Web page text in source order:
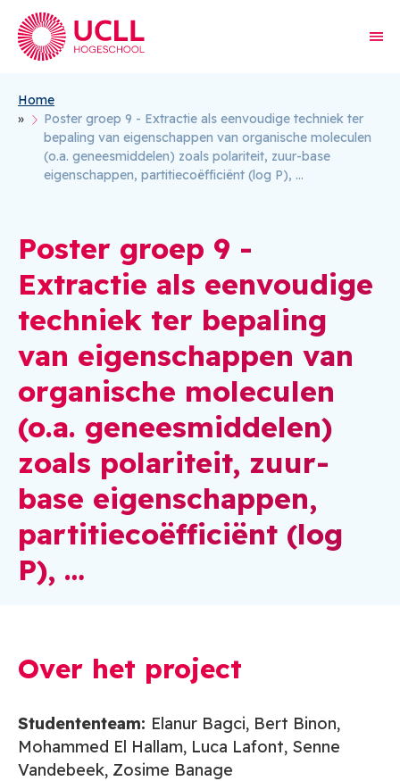
Kruimelpad
Home
Poster groep 9 - Extractie als eenvoudige techniek ter
bepaling van eigenschappen van organische moleculen
(o.a. geneesmiddelen) zoals polariteit, zuur-base
eigenschappen, partitiecoëfficiënt (log P), …
Poster groep 9 -
Extractie als eenvoudige
techniek ter bepaling
van eigenschappen van
organische moleculen
(o.a. geneesmiddelen)
zoals polariteit, zuur-
base eigenschappen,
partitiecoëfficiënt (log
P), …
Over het project
Studententeam: Elanur Bagci, Bert Binon,
Mohammed El Hallam, Luca Lafont, Senne
Vandebeek, Zosime Banage